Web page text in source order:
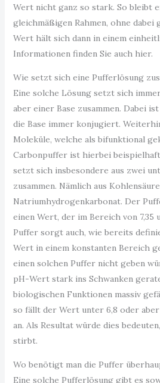
Wert nicht ganz so stark. So bleibt
gleichmäßigen Rahmen, ohne
Wert hält sich dann in einem
Informationen finden Sie auch hier.
Wie setzt sich eine Pufferlösung
Eine solche Lösung setzt sich
aber einer Base zusammen. Dabei
die Base immer konjugiert.
Moleküle, welche als bifunktional
Carbonpuffer ist hierbei
setzt sich insbesondere aus zwei
zusammen. Nämlich aus
Natriumhydrogenkarbonat. Der
einen Wert, der im Bereich von 7,35
Puffer sorgt auch, wie bereits
Wert in einem konstanten Bereich
einen solchen Puffer nicht geben
pH-Wert stark ins Schwanken
biologischen Funktionen massiv
so fällt der Wert unter 6,8 oder
an. Als Resultat würde dies
stirbt.
Wo benötigt man die Puffer
Eine solche Pufferlösung gibt es